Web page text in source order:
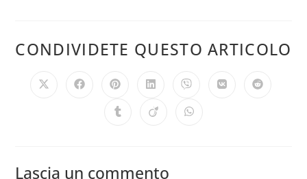
CONDIVIDETE QUESTO ARTICOLO
Lascia un commento